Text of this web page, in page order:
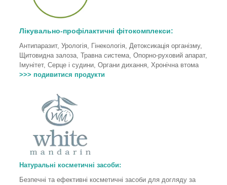
Лікувально-профілактичні фітокомплекси:
Антипаразит, Урологія, Гінекологія, Детоксикація організму,
Щитовидна залоза, Травна система, Опорно-руховий апарат,
Імунітет, Серце і судини, Органи дихання, Хронічна втома
>>> подивитися продукти
Натуральні косметичні засоби:
Безпечні та ефективні косметичні засоби для догляду за